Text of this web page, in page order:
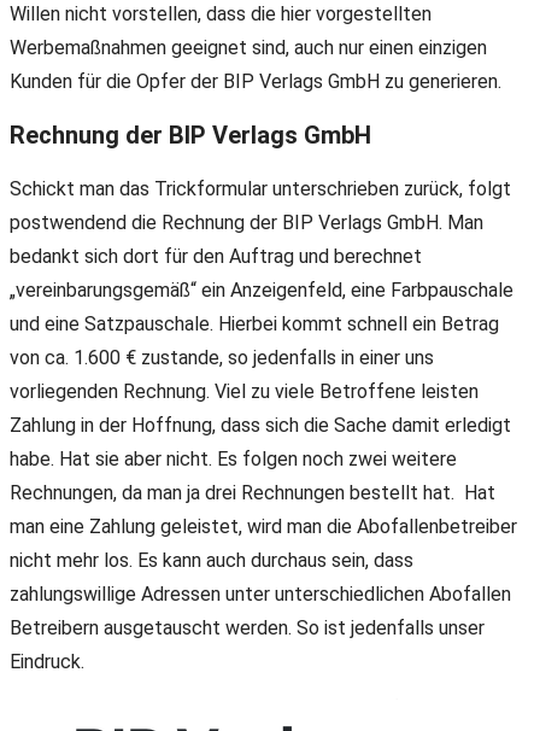
Willen nicht vorstellen, dass die hier vorgestellten
Werbemaßnahmen geeignet sind, auch nur einen einzigen
Kunden für die Opfer der BIP Verlags GmbH zu generieren.
Rechnung der BIP Verlags GmbH
Schickt man das Trickformular unterschrieben zurück, folgt
postwendend die Rechnung der BIP Verlags GmbH. Man
bedankt sich dort für den Auftrag und berechnet
„vereinbarungsgemäß“ ein Anzeigenfeld, eine Farbpauschale
und eine Satzpauschale. Hierbei kommt schnell ein Betrag
von ca. 1.600 € zustande, so jedenfalls in einer uns
vorliegenden Rechnung. Viel zu viele Betroffene leisten
Zahlung in der Hoffnung, dass sich die Sache damit erledigt
habe. Hat sie aber nicht. Es folgen noch zwei weitere
Rechnungen, da man ja drei Rechnungen bestellt hat. Hat
man eine Zahlung geleistet, wird man die Abofallenbetreiber
nicht mehr los. Es kann auch durchaus sein, dass
zahlungswillige Adressen unter unterschiedlichen Abofallen
Betreibern ausgetauscht werden. So ist jedenfalls unser
Eindruck.